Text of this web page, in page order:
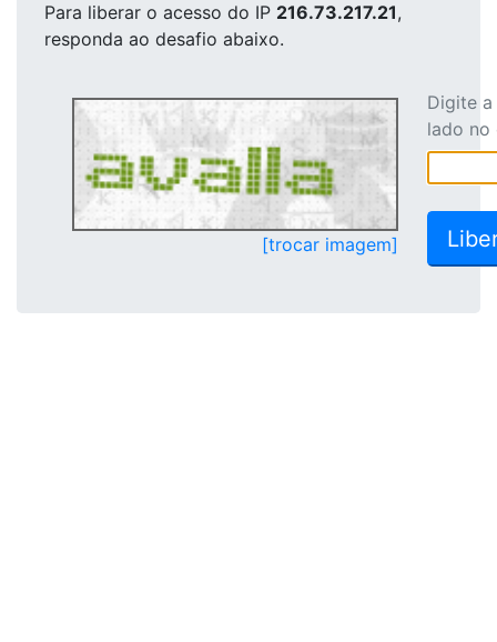
Para liberar o acesso do IP 216.73.217.21,
responda ao desafio abaixo.
[trocar imagem]
Digite
lado no